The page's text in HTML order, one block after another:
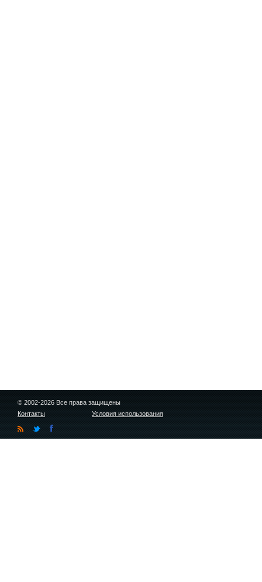
© 2002-2026 Все права защищены
Контакты
Условия использования